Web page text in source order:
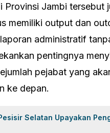
Provinsi Jambi tersebut
memiliki output dan
administratif
pentingnya
pejabat yang
ke depan.
Selatan Upayakan